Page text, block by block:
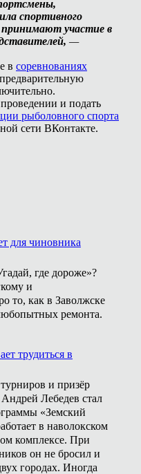
спортивного
участие в
—
в соревнованиях
и подать
рыболовного спорта
сети ВКонтакте.
для чиновника
где дороже»?
и
то, как в Заволжске
ремонта.
трудиться в
и призёр
Лебедев стал
«Земский
в наволокском
комплексе. При
он не бросил и
городах. Иногда